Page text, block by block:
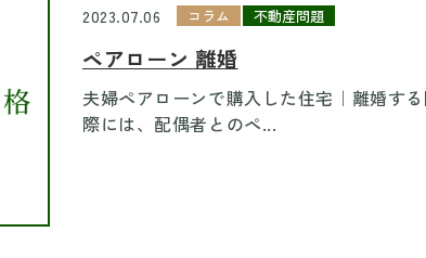
2023.07.06 コラム 不動産問題
ペアローン 離婚
夫婦ペアローンで購入した住宅｜離婚す
際には、配偶者とのペ...